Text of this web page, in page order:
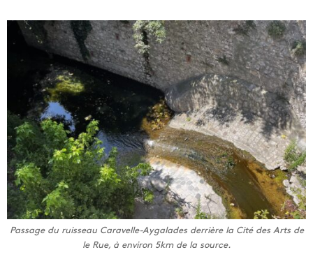
Passage du ruisseau Caravelle-Aygalades derrière la Cité des Arts de
le Rue, à environ 5km de la source.